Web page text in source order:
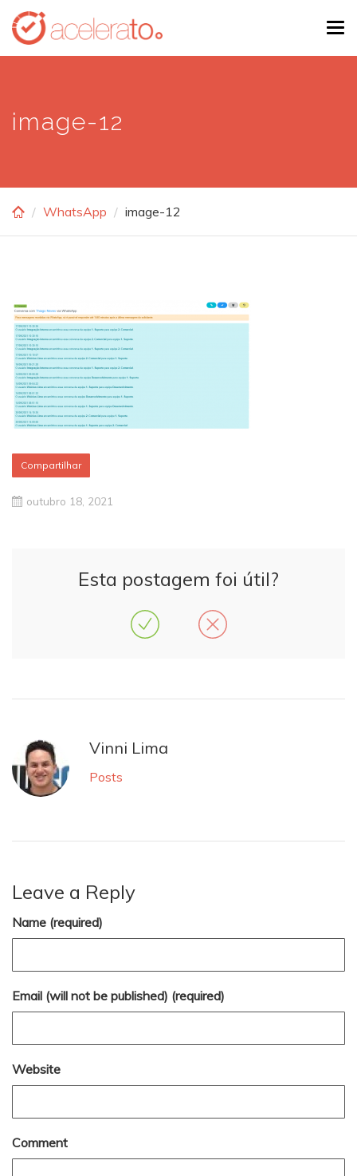
Skip
main
image-12
WhatsApp image-12
Compartilhar
outubro 18, 2021
Esta postagem foi útil?
Vinni Lima
Posts
Leave a Reply
Name (required)
Email (will not be published) (required)
Website
Comment